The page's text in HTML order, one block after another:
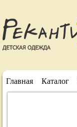
Главная Каталог